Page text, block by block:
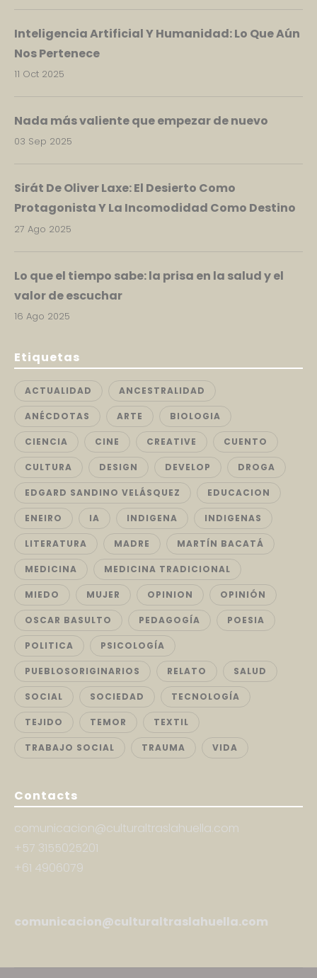
Inteligencia Artificial Y Humanidad: Lo Que Aún
Nos Pertenece
11 Oct 2025
Nada más valiente que empezar de nuevo
03 Sep 2025
Sirát De Oliver Laxe: El Desierto Como
Protagonista Y La Incomodidad Como Destino
27 Ago 2025
Lo que el tiempo sabe: la prisa en la salud y el
valor de escuchar
16 Ago 2025
Etiquetas
ACTUALIDAD ANCESTRALIDAD
ANÉCDOTAS ARTE BIOLOGIA
CIENCIA CINE CREATIVE CUENTO
CULTURA DESIGN DEVELOP DROGA
EDGARD SANDINO VELÁSQUEZ EDUCACION
ENEIRO IA INDIGENA INDIGENAS
LITERATURA MADRE MARTÍN BACATÁ
MEDICINA MEDICINA TRADICIONAL
MIEDO MUJER OPINION OPINIÓN
OSCAR BASULTO PEDAGOGÍA POESIA
POLITICA PSICOLOGÍA
PUEBLOSORIGINARIOS RELATO SALUD
SOCIAL SOCIEDAD TECNOLOGÍA
TEJIDO TEMOR TEXTIL
TRABAJO SOCIAL TRAUMA VIDA
Contacts
comunicacion@culturaltraslahuella.com
+57 3155025201
+61 4906079
comunicacion@culturaltraslahuella.com